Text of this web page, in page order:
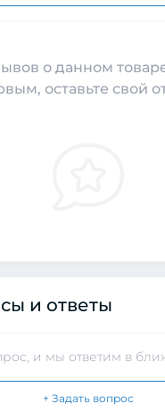
о данном
оставьте свой
и ответы
и мы ответим в
+ Задать вопрос